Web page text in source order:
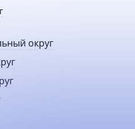
округ